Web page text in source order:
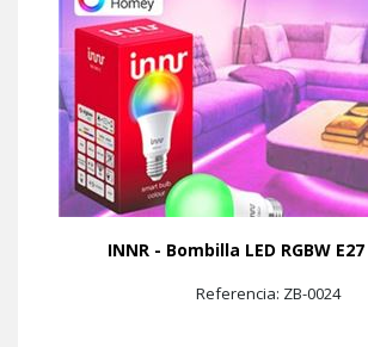
INNR - Bombilla LED RGBW
Referencia: ZB-0024